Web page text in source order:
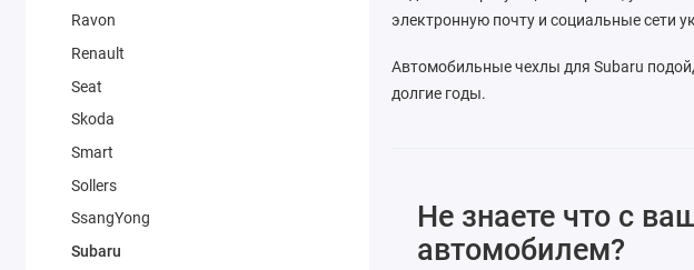
Ravon
Renault
Seat
Skoda
Smart
Sollers
SsangYong
Subaru
электронную почту и социальные сети
Автомобильные чехлы для Subaru
долгие годы.
Не знаете что с
автомобилем?